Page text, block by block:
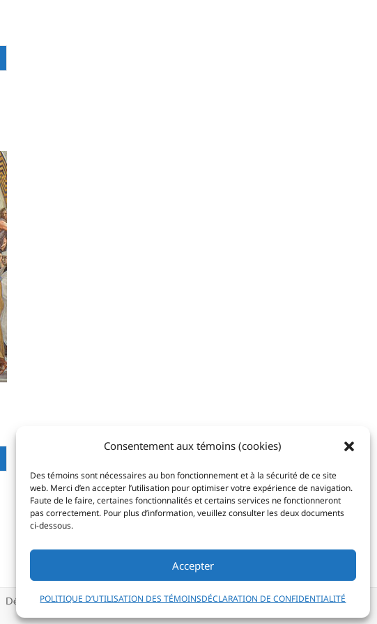
Consentement aux témoins (cookies)
Des témoins sont nécessaires au bon fonctionnement et à la sécurité de ce site
web. Merci d’en accepter l’utilisation pour optimiser votre expérience de navigation.
Faute de le faire, certaines fonctionnalités et certains services ne fonctionneront
pas correctement. Pour plus d’information, veuillez consulter les deux documents
ci-dessous.
Accepter
POLITIQUE D’UTILISATION DES TÉMOINSDÉCLARATION DE CONFIDENTIALITÉ
Déclaration de confidentialité Politique d’utilisation des témoins (cookies)